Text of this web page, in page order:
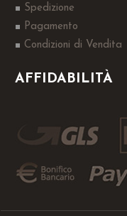
Spedizione
Pagamento
Condizioni di Vendita
AFFIDABILITÀ